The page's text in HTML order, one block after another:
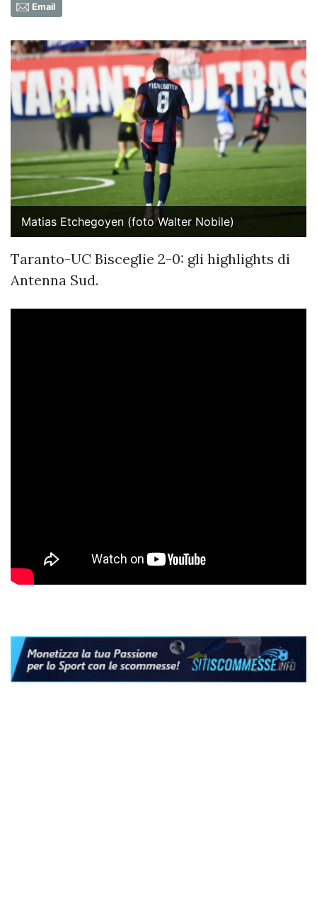
Email
Matias Etchegoyen (foto Walter Nobile)
Taranto-UC Bisceglie 2-0: gli highlights di
Antenna Sud.